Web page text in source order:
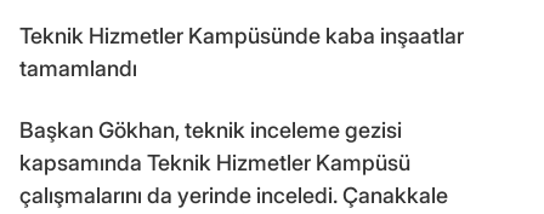
Teknik Hizmetler Kampüsünde kaba inşaatlar
tamamlandı
Başkan Gökhan, teknik inceleme gezisi
kapsamında Teknik Hizmetler Kampüsü
çalışmalarını da yerinde inceledi. Çanakkale